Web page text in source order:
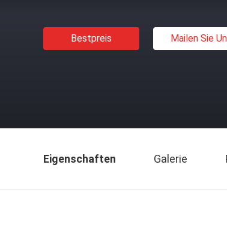
Bestpreis Mailen Sie
Eigenschaften Galerie